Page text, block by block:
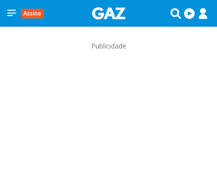
Assine
Publicidade